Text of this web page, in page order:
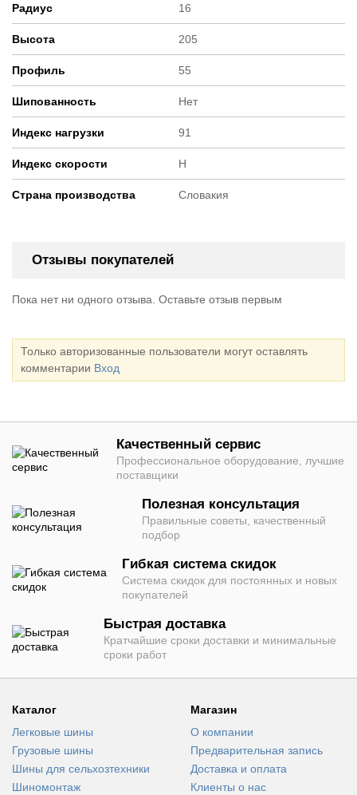
Радиус 16
Высота 205
Профиль 55
Шипованность Нет
Индекс нагрузки 91
Индекс скорости H
Страна производства Словакия
Отзывы покупателей
Пока нет ни одного отзыва. Оставьте отзыв первым
Только авторизованные пользователи могут оставлять
комментарии Вход
Качественный сервис
Профессиональное оборудование, лучшие
поставщики
Полезная консультация
Правильные советы, качественный
подбор
Гибкая система скидок
Система скидок для постоянных и новых
покупателей
Быстрая доставка
Кратчайшие сроки доставки и минимальные
сроки работ
Каталог
Легковые шины
Грузовые шины
Шины для сельхозтехники
Шиномонтаж
Магазин
О компании
Предварительная запись
Доставка и оплата
Клиенты о нас